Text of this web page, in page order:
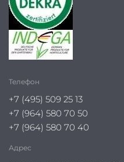
Телефон
+7 (495) 509 25 13
+7 (964) 580 70 50
+7 (964) 580 70 40
Адрес